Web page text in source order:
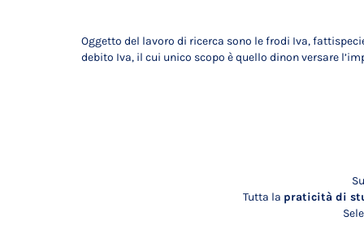
Oggetto del lavoro di ricerca sono le frodi Iva,
debito Iva, il cui unico scopo è quello dinon versare
Tutta la praticità di